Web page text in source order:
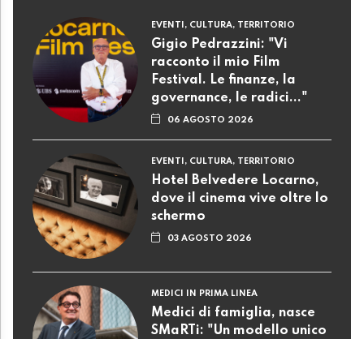
EVENTI, CULTURA, TERRITORIO
Gigio Pedrazzini: "Vi
racconto il mio Film
Festival. Le finanze, la
governance, le radici..."
06 AGOSTO 2026
EVENTI, CULTURA, TERRITORIO
Hotel Belvedere Locarno,
dove il cinema vive oltre lo
schermo
03 AGOSTO 2026
MEDICI IN PRIMA LINEA
Medici di famiglia, nasce
SMaRTi: "Un modello unico